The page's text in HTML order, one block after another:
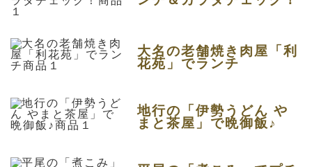
大名の老舗焼き肉屋「利
花苑」でランチ
地行の「伊勢うどん や
まと茶屋」で晩御飯♪